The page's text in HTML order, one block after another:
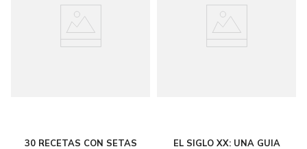
30 RECETAS CON SETAS
EL SIGLO XX: UNA GUIA